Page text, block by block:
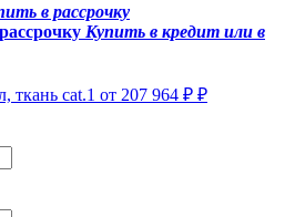
в рассрочку
Купить в кредит или в
ткань cat.1 от 207 964 ₽ ₽